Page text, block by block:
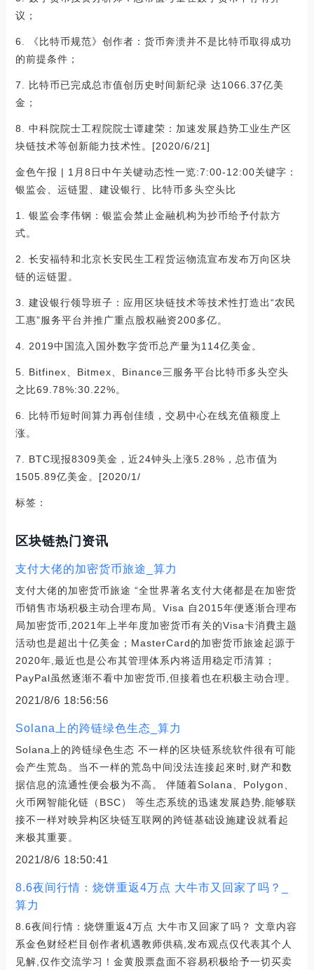
议；
6. 《比特币规范》创作者：货币奔溃并不是比特币取得成功
的前提条件；
7. 比特币已完成总市值创历史时间新纪录 达1066.37亿美
金；
8. 中科院院士工程院院士谭建荣：加速发展趋势工业生产区
块链技术等创新能力技术性。[2020/6/21]
金色午报 | 1月8日中午关键动态性一览:7:00-12:00关键字：
银监会、运链盟、建设银行、比特币多头空头比
1. 银监会李伟钢：银监会禁止金融机构为抄币给予付款方
式。
2. 长安福特和北京长安民生工程货运物流宣布发布万向区块
链的运链盟。
3. 建设银行领导班子：应用区块链技术等技术性打造出“农民
工惠”服务平台并推广重点股权融资200多亿。
4. 2019中国流入国外数字货币总产量为114亿美金。
5. Bitfinex、Bitmex、Binance三服务平台比特币多头空头
之比69.78%:30.22%。
6. 比特币短时间算力再创佳绩，交易中心在线充值额度上
涨。
7. BTC现报8309美金，近24钟头上涨5.28%，总市值为
1505.89亿美金。[2020/1/
标签：
区块链热门资讯
支付大佬的加密货币旅途_算力
支付大佬的加密货币旅途 “全世界著名支付大佬都是在加密货
币销售市场积极主动合理布局。Visa 自2015年便逐渐合理布
局加密货币,2021年上半年度加密货币有关的Visa卡消費主题
活动也是超出十亿美金；MasterCard的加密货币旅途起源于
2020年,最近也是公布其管理体系内将适用稳定币清算；
PayPal虽然逐渐不看中加密货币,但接着也在积极主动合理。
2021/8/6 18:56:56
Solana上的跨链绿色生态_算力
Solana上的跨链绿色生态 不一样的区块链系统软件很有可能
会产生荒岛。当不一样的荒岛中间没法连接起來时,财产和数
据信息的流通性便会极为不高。 伴随着Solana、Polygon、
火币网智能化链（BSC） 等生态系统的迅速发展趋势,能够联
接不一样对映异构区块链互联网的跨链基础设施建设就看起
来极其重要。
2021/8/6 18:50:41
8.6夜间行情：烧饼重返4万点 大牛市又回家了吗？_
算力
8.6夜间行情：烧饼重返4万点 大牛市又回家了吗？ 文章内容
系金色财经栏目创作者机遇教师供稿,发布观点仅代表其个人
见解,仅作交流学习！金黄股票盘面不容易积极给予一切买卖